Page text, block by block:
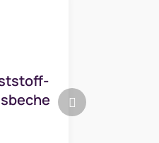
Nächstes
Produkt